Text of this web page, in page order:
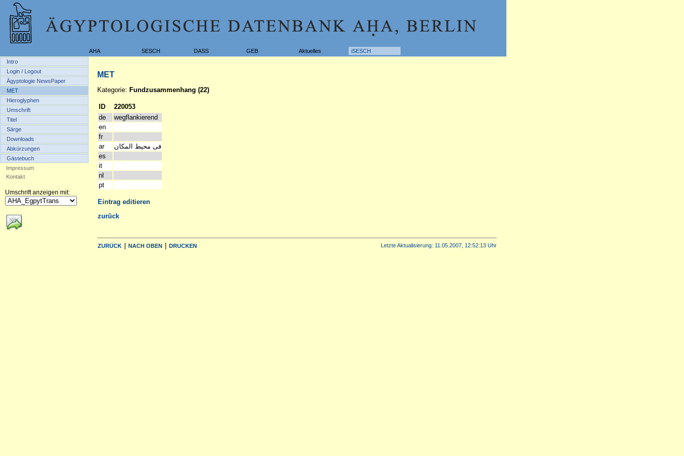
AHA SESCH DASS GEB Aktuelles
iSESCH
Intro
Login / Logout
Ägyptologie NewsPaper
MET
Hieroglyphen
Umschrift
Titel
Särge
Downloads
Abkürzungen
Gästebuch
Impressum
Kontakt
Umschrift anzeigen mit:
MET
Kategorie: Fundzusammenhang (22)
ID
220053
de
wegflankierend
en
fr
ar
فى محيط المكان
es
it
nl
pt
Eintrag editieren
zurück
ZURÜCK | NACH OBEN | DRUCKEN Letzte Aktualisierung: 11.05.2007, 12:52:13 Uhr